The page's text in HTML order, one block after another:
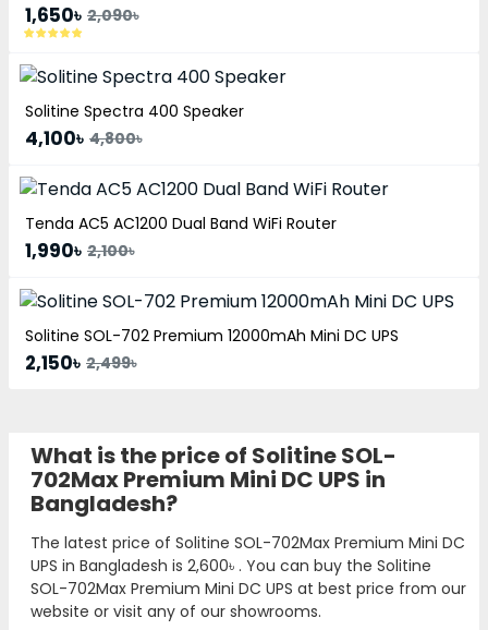
1,650৳ 2,090৳
Solitine Spectra 400 Speaker
4,100৳ 4,800৳
Tenda AC5 AC1200 Dual Band WiFi Router
1,990৳ 2,100৳
Solitine SOL-702 Premium 12000mAh Mini DC UPS
2,150৳ 2,499৳
What is the price of Solitine SOL-
702Max Premium Mini DC UPS in
Bangladesh?
The latest price of Solitine SOL-702Max Premium Mini DC
UPS in Bangladesh is 2,600৳ . You can buy the Solitine
SOL-702Max Premium Mini DC UPS at best price from our
website or visit any of our showrooms.